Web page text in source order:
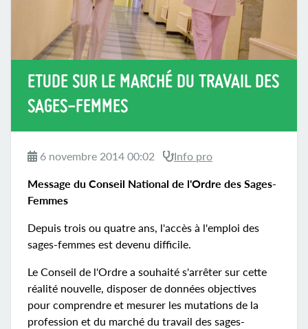
ETUDE SUR LE MARCHÉ DU TRAVAIL DES
SAGES-FEMMES
6 novembre 2014 00:02 Info pro
Message du Conseil National de l'Ordre des Sages-
Femmes
Depuis trois ou quatre ans, l'accès à l'emploi des
sages-femmes est devenu difficile.
Le Conseil de l'Ordre a souhaité s'arrêter sur cette
réalité nouvelle, disposer de données objectives
pour comprendre et mesurer les mutations de la
profession et du marché du travail des sages-